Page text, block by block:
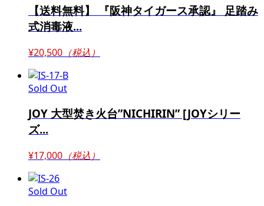
【送料無料】 『阪神タイガース承認』 足踏み
式消毒液...
¥20,500 （税込）
Sold Out
JOY 大型焚き火台”NICHIRIN” [JOYシリー
ズ...
¥17,000 （税込）
Sold Out